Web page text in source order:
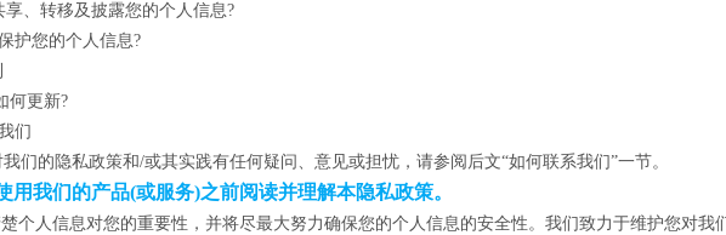
享、转移及披露您的个人信息?
护您的个人信息?
何更新?
们
们的隐私政策和/或其实践有任何疑问、意见或担忧，请参阅后文“如何联系我们”一节。
用我们的产品(或服务)之前阅读并理解本隐私政策。
个人信息对您的重要性，并将尽最大努力确保您的个人信息的安全性。我们致力于维护您对我